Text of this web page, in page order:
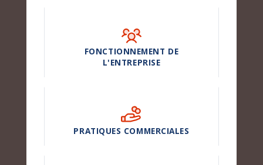
FONCTIONNEMENT DE
L'ENTREPRISE
PRATIQUES COMMERCIALES